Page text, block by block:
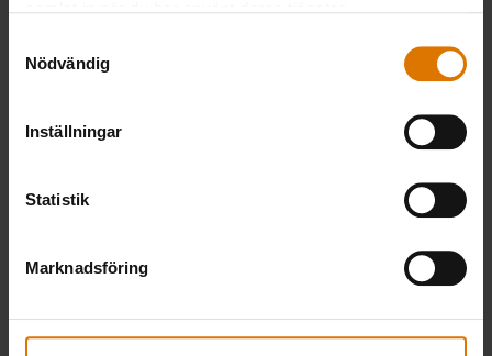
Nödvändig
Inställningar
Statistik
Marknadsföring